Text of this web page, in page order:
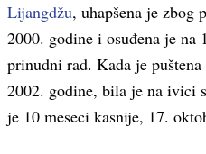
Lijangdžu, uhapšena je zbog
2000. godine i osuđena je na
prinudni rad. Kada je
2002. godine, bila je na ivici
je 10 meseci kasnije, 17.